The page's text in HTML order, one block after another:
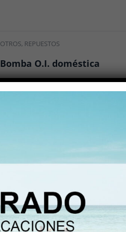
OTROS, REPUESTOS
Bomba O.I. doméstica